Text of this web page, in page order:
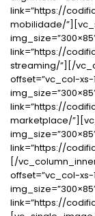
link=”https://
mobilidade/
link=”https://
streaming/”][/
offset=”vc_col-
link=”https://
marketplace/
link=”https://
[/
offset=”vc_col-
link=”https://